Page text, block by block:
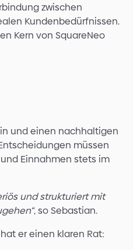
zwischen
Kundenbedürfnissen.
Kern von SquareNeo
und einen nachhaltigen
müssen
Einnahmen stets im
und strukturiert mit
, so Sebastian.
er einen klaren Rat: